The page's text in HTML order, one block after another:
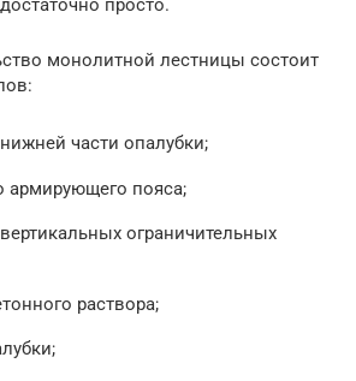
просто.
монолитной лестницы состоит
части опалубки;
армирующего пояса;
ограничительных
раствора;